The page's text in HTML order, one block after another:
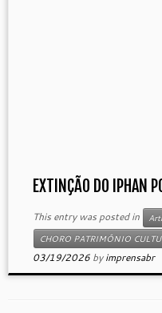
EXTINÇÃO DO IPHAN
This entry was posted in
CHORO PATRIMÔNIO
03/19/2026 byimprensabr